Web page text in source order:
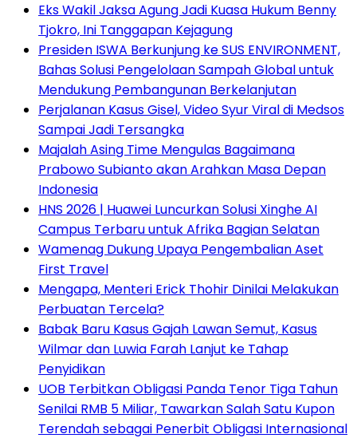
Eks Wakil Jaksa Agung Jadi Kuasa Hukum Benny
Tjokro, Ini Tanggapan Kejagung
Presiden ISWA Berkunjung ke SUS ENVIRONMENT,
Bahas Solusi Pengelolaan Sampah Global untuk
Mendukung Pembangunan Berkelanjutan
Perjalanan Kasus Gisel, Video Syur Viral di Medsos
Sampai Jadi Tersangka
Majalah Asing Time Mengulas Bagaimana
Prabowo Subianto akan Arahkan Masa Depan
Indonesia
HNS 2026 | Huawei Luncurkan Solusi Xinghe AI
Campus Terbaru untuk Afrika Bagian Selatan
Wamenag Dukung Upaya Pengembalian Aset
First Travel
Mengapa, Menteri Erick Thohir Dinilai Melakukan
Perbuatan Tercela?
Babak Baru Kasus Gajah Lawan Semut, Kasus
Wilmar dan Luwia Farah Lanjut ke Tahap
Penyidikan
UOB Terbitkan Obligasi Panda Tenor Tiga Tahun
Senilai RMB 5 Miliar, Tawarkan Salah Satu Kupon
Terendah sebagai Penerbit Obligasi Internasional